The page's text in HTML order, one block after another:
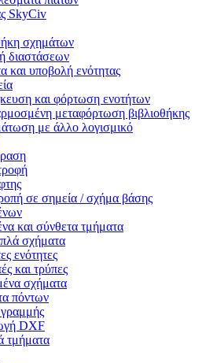
SkyCiv
σχημάτων
διαστάσεων
και υποβολή ενότητας
και φόρτωση ενοτήτων
μεταφόρτωση βιβλιοθήκης
με άλλο λογισμικό
σε σημεία / σχήμα βάσης
και σύνθετα τμήματα
σχήματα
ενότητες
και τρύπες
σχήματα
πόντων
DXF
τμήματα